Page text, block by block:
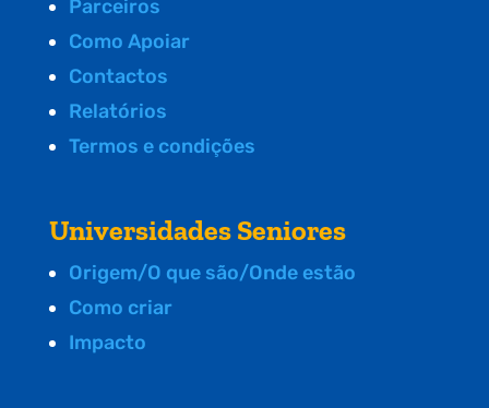
Parceiros
Como Apoiar
Contactos
Relatórios
Termos e condições
Universidades Seniores
Origem/O que são/Onde estão
Como criar
Impacto